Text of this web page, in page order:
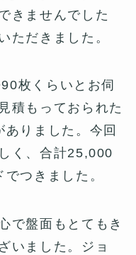
きませんでした
ただきました。
枚くらいとお伺
積もっておられた
りました。今回
く、合計25,000
つきました。
で盤面もとてもき
いました。ジョ